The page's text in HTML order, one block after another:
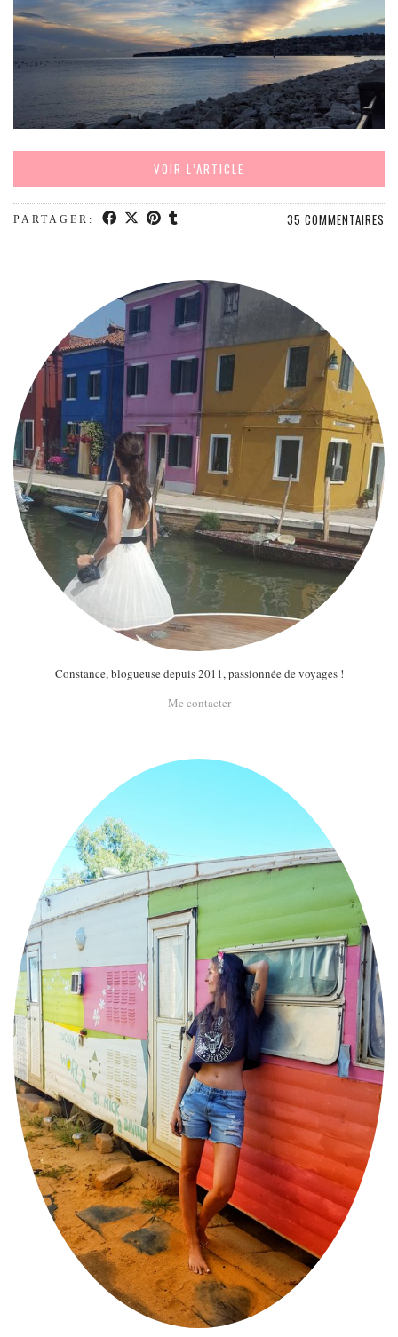
AUSTRALIE
ARTICLES PRATIQUES
YOGA
MON PROGRAMME DE YOGA EN LIGNE
AUTRES CATÉGORIES
DIVERSES BOX
DIY
A PROPOS
PARUTIONS ET PARTENARIATS
VOIR L’ARTICLE
PARTAGER: 35 COMMENTAIRES
Constance, blogueuse depuis 2011, passionnée de voyages !
Me contacter